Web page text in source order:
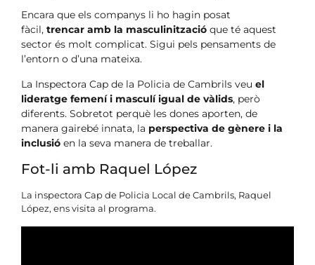
Encara que els companys li ho hagin posat
fàcil, trencar amb la masculinització que té aquest
sector és molt complicat. Sigui pels pensaments de
l’entorn o d’una mateixa.
La Inspectora Cap de la Policia de Cambrils veu el
lideratge femení i masculí igual de vàlids, però
diferents. Sobretot perquè les dones aporten, de
manera gairebé innata, la perspectiva de gènere i la
inclusió en la seva manera de treballar.
Fot-li amb Raquel López
La inspectora Cap de Policia Local de Cambrils, Raquel
López, ens visita al programa.